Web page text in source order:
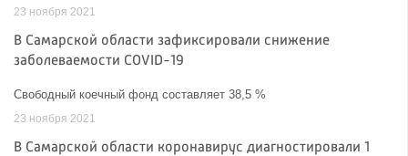
23 ноября 2021
В Самарской области зафиксировали снижение
заболеваемости COVID-19
Свободный коечный фонд составляет 38,5 %
23 ноября 2021
В Самарской области коронавирус диагностировали 1